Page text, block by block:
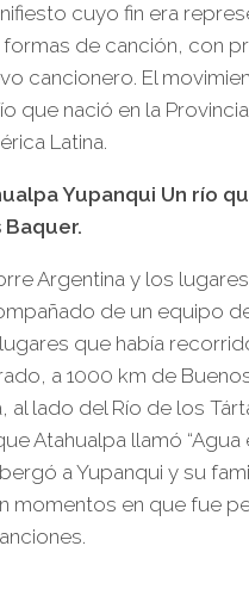
cuyo fin era
de canción, con
cancionero. El
que nació en la
Latina.
Yupanqui Un río
Baquer.
Argentina y los
de un equipo
que había
a 1000 km de
al lado del Río de los
Atahualpa llamó “Agua
a Yupanqui y su
momentos en que fue